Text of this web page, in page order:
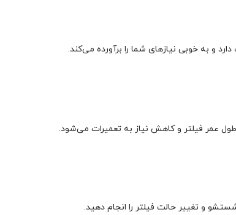
طول عمر فیلتر و کاهش نیاز به تعمیرات می‌شود.